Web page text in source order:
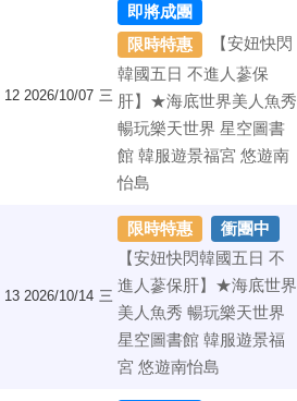
12 2026/10/07 三
即將成團
限時特惠
【安妞快閃
韓國五日 不進人蔘保
肝】★海底世界美人魚秀
暢玩樂天世界 星空圖書
館 韓服遊景福宮 悠遊南
怡島
13 2026/10/14 三
限時特惠 衝團中
【安妞快閃韓國五日 不
進人蔘保肝】★海底世界
美人魚秀 暢玩樂天世界
星空圖書館 韓服遊景福
宮 悠遊南怡島